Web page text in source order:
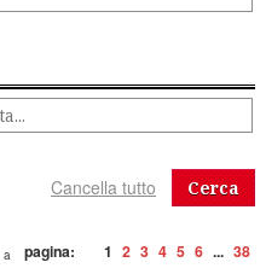
Cerca
pagina: 1 2 3 4 5 6 ... 38
a